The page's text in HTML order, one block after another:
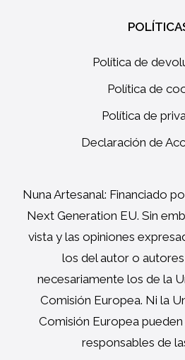
Política de
Política de
Política de
Declaración de
Nuna Artesanal: Financiado
Next Generation EU. Sin
vista y las opiniones
los del autor o
necesariamente los de la
Comisión Europea. Ni la
Comisión Europea
responsables de